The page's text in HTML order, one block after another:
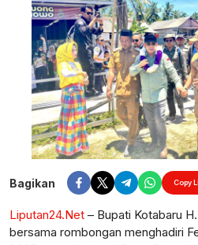
Bagikan Copy
Liputan24.Net – Bupati Kotabaru
bersama rombongan menghadiri